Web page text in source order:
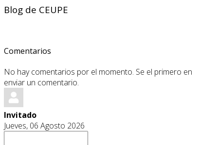
Blog de CEUPE
Comentarios
No hay comentarios por el momento. Se el primero en
enviar un comentario.
Invitado
Jueves, 06 Agosto 2026